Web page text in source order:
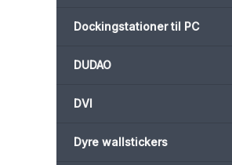
Dockingstationer til PC
DUDAO
DVI
Dyre wallstickers